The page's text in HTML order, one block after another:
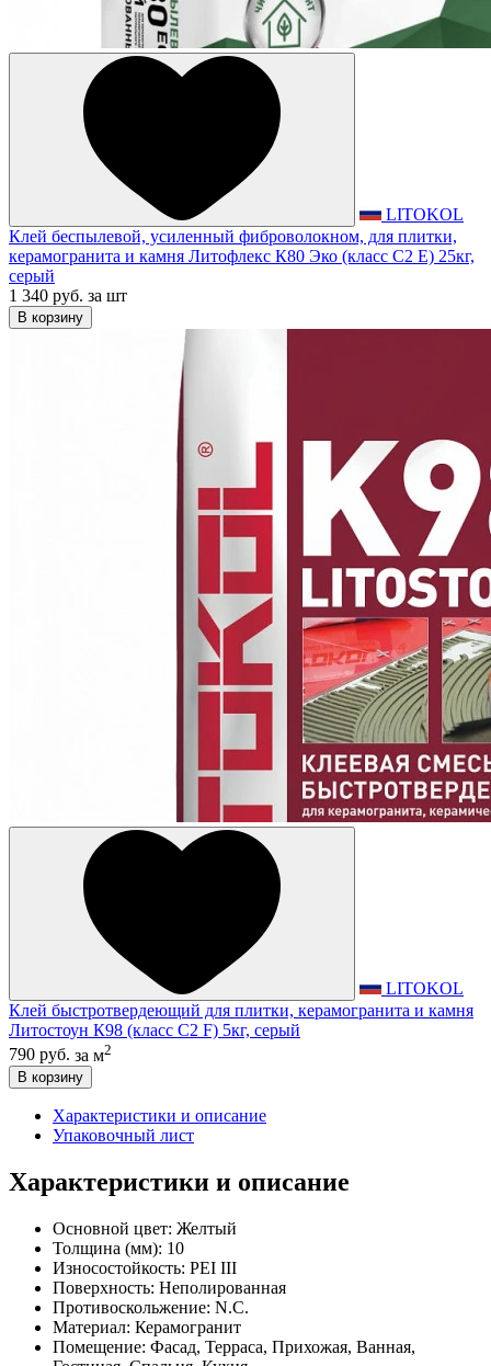
LITOKOL
Клей беспылевой, усиленный фиброволокном, для плитки,
керамогранита и камня Литофлекс К80 Эко (класс С2 Е) 25кг,
серый
1 340 руб. за шт
В корзину
LITOKOL
Клей быстротвердеющий для плитки, керамогранита и камня
Литостоун К98 (класс С2 F) 5кг, серый
790 руб. за м2
В корзину
Характеристики и описание
Упаковочный лист
Характеристики и описание
Основной цвет: Желтый
Толщина (мм): 10
Износостойкость: PEI III
Поверхность: Неполированная
Противоскольжение: N.C.
Материал: Керамогранит
Помещение: Фасад, Терраса, Прихожая, Ванная,